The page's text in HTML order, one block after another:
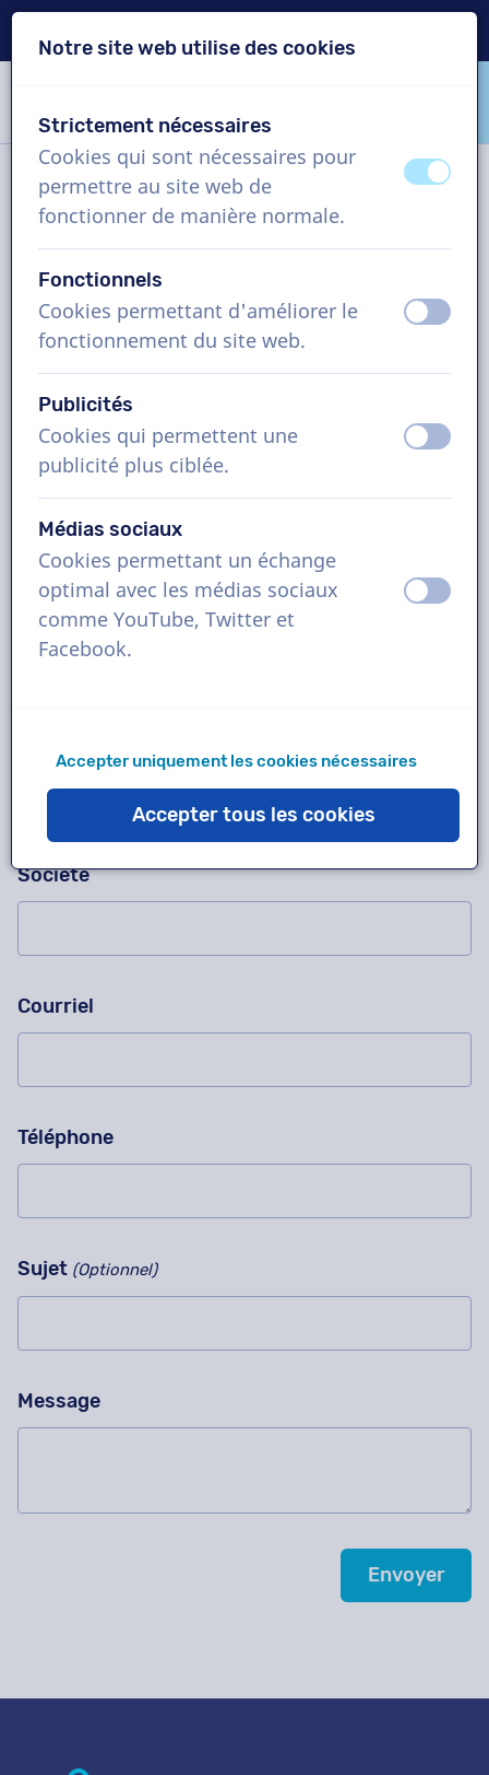
VoiceProductions
Contact
VoiceProductions
Gaston Crommenlaan 8
9050 Gent
support@voiceproductions.com
1 (855) 999-9119
Veuillez ne pas compléter ce champ
Demandez-nous n'importe quoi !
Contactez-nous pour un enregistrement d'essai
gratuit, un devis, des questions sur notre
méthode de travail, des projets complexes ou
Société
Courriel
Téléphone
Sujet (Optionnel)
Message
Notre site web utilise des cookies
Strictement nécessaires
Cookies qui sont nécessaires pour
permettre au site web de
fonctionner de manière normale.
éteint
Fonctionnels
Cookies permettant d'améliorer le
fonctionnement du site web.
éteint
Publicités
Cookies qui permettent une
publicité plus ciblée.
éteint
Médias sociaux
Cookies permettant un échange
optimal avec les médias sociaux
comme YouTube, Twitter et
Facebook.
éteint
Accepter uniquement les cookies nécessaires
Accepter tous les cookies